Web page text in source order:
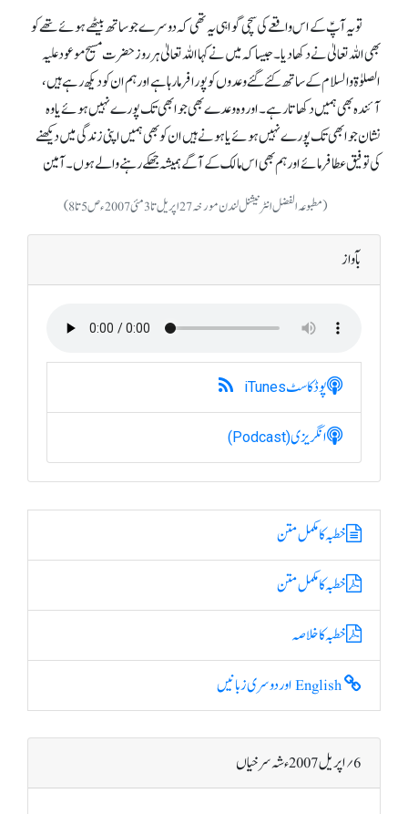
تو یہ آپؑ کے اس واقعے کی سچی گواہی یہ تھی کہ دوسرے جو ساتھ بیٹھے ہوئے تھے کو
بھی اللہ تعالیٰ نے دکھا دیا۔ جیسا کہ میں نے کہا اللہ تعالیٰ ہر روز حضرت مسیح موعود علیہ
الصلوٰۃ والسلام کے ساتھ کئے گئے وعدوں کو پورا فرما رہا ہے اور ہم ان کو دیکھ رہے ہیں،
آئندہ بھی ہمیں دکھاتا رہے۔ اور وہ وعدے بھی جو ابھی تک پورے نہیں ہوئے یا وہ
نشان جو ابھی تک پورے نہیں ہوئے یا ہونے ہیں ان کو بھی ہمیں اپنی زندگی میں دیکھنے
کی توفیق عطا فرمائے اور ہم بھی اس مالک کے آگے ہمیشہ جھکے رہنے والے ہوں۔ آمین
(مطبوعہ الفضل انٹرنیشنل لندن مورخہ 27اپریل تا 3مئی 2007ء ص5تا8)
بآواز
پوڈکاسٹiTunes
انگریزی(Podcast)
خطبہ کا مکمل متن
خطبہ کا مکمل متن
خطبہ کا خلاصہ
6؍ اپریل 2007ء شہ سرخیاں